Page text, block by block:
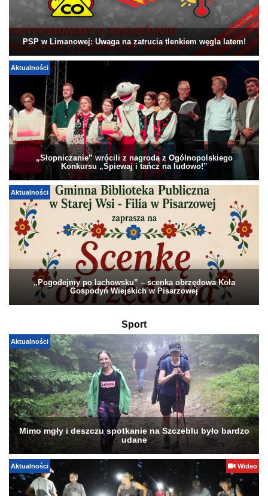
PSP w Limanowej: Uwaga na zatrucia tlenkiem węgla latem!
Aktualności
„Słopniczanie” wrócili z nagrodą z Ogólnopolskiego
Konkursu „Śpiewaj i tańcz na ludowo!”
Aktualności
„Pogodejmy po lachowsku” – scenka obrzędowa Koła
Gospodyń Wiejskich w Pisarzowej
Sport
Aktualności
Mimo mgły i deszczu spotkanie na Szczeblu było bardzo
udane
Aktualności Wideo